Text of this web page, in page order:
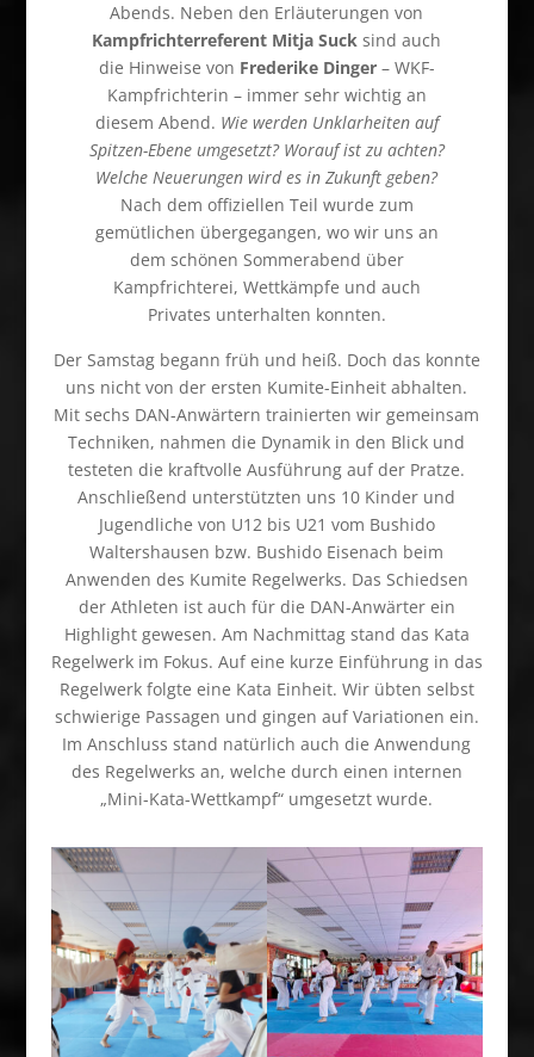
Abends. Neben den Erläuterungen von
Kampfrichterreferent Mitja Sucksind auch
die Hinweise von Frederike Dinger – WKF-
Kampfrichterin – immer sehr wichtig an
diesem Abend. Wie werden Unklarheiten auf
Spitzen-Ebene umgesetzt? Worauf ist zu achten?
Welche Neuerungen wird es in Zukunft geben?
Nach dem offiziellen Teil wurde zum
gemütlichen übergegangen, wo wir uns an
dem schönen Sommerabend über
Kampfrichterei, Wettkämpfe und auch
Privates unterhalten konnten.
Der Samstag begann früh und heiß. Doch das konnte
uns nicht von der ersten Kumite-Einheit abhalten.
Mit sechs DAN-Anwärtern trainierten wir gemeinsam
Techniken, nahmen die Dynamik in den Blick und
testeten die kraftvolle Ausführung auf der Pratze.
Anschließend unterstützten uns 10 Kinder und
Jugendliche von U12 bis U21 vom Bushido
Waltershausen bzw. Bushido Eisenach beim
Anwenden des Kumite Regelwerks. Das Schiedsen
der Athleten ist auch für die DAN-Anwärter ein
Highlight gewesen. Am Nachmittag stand das Kata
Regelwerk im Fokus. Auf eine kurze Einführung in das
Regelwerk folgte eine Kata Einheit. Wir übten selbst
schwierige Passagen und gingen auf Variationen ein.
Im Anschluss stand natürlich auch die Anwendung
des Regelwerks an, welche durch einen internen
„Mini-Kata-Wettkampf“ umgesetzt wurde.